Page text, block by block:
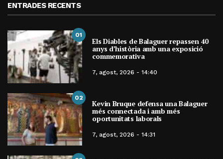
ENTRADES RECENTS
01
Els Diables de Balaguer repassen 40
anys d’història amb una exposició
commemorativa
7, agost, 2026 - 14:40
02
Kevin Bruque defensa una Balaguer
més connectada i amb més
oportunitats laborals
7, agost, 2026 - 14:31